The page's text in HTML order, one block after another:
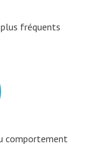
fréquents
comportement